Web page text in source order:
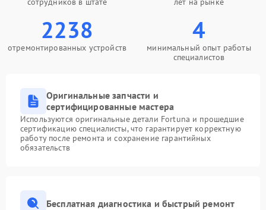
2238
отремонтированных устройств
4
минимальный опыт работы
специалистов
Оригинальные запчасти и
сертифицированные мастера
Используются оригинальные детали Fortuna и прошедшие
сертификацию специалисты, что гарантирует корректную
работу после ремонта и сохранение гарантийных
обязательств
Бесплатная диагностика и быстрый ремонт